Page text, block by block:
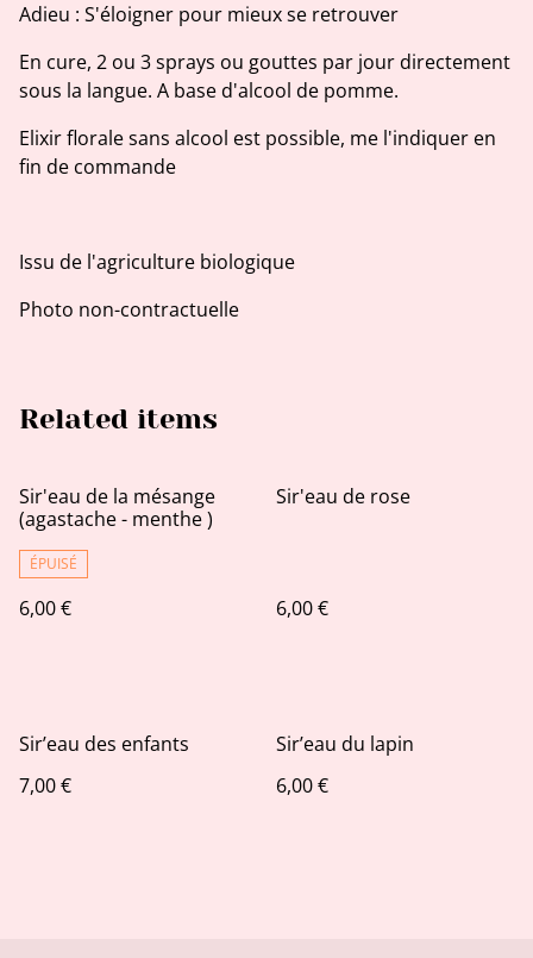
Adieu : S'éloigner pour mieux se retrouver
En cure, 2 ou 3 sprays ou gouttes par jour directement
sous la langue. A base d'alcool de pomme.
Elixir florale sans alcool est possible, me l'indiquer en
fin de commande
Issu de l'agriculture biologique
Photo non-contractuelle
Related items
Sir'eau de la mésange
(agastache - menthe )
ÉPUISÉ
6,00 €
Sir'eau de rose
6,00 €
Sir’eau des enfants
7,00 €
Sir’eau du lapin
6,00 €